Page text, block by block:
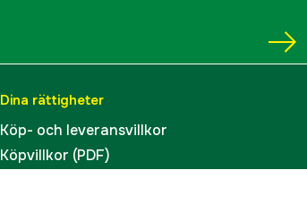
Dina rättigheter
Köp- och leveransvillkor
Köpvillkor (PDF)